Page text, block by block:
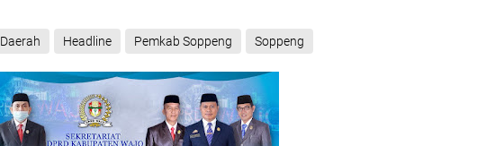
Daerah Headline Pemkab Soppeng Soppeng